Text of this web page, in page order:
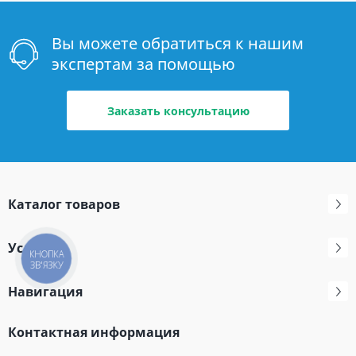
Вы можете обратиться к нашим
экспертам за помощью
Заказать консультацию
Каталог товаров
Услуги
Навигация
Контактная информация
КНОПКА
ЗВ'ЯЗКУ